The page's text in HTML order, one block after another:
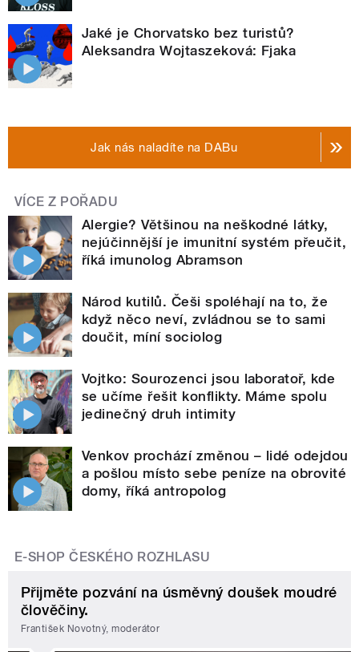
Jaké je Chorvatsko bez turistů?
Aleksandra Wojtaszeková: Fjaka
Jak nás naladíte na DABu
VÍCE Z POŘADU
Alergie? Většinou na neškodné látky,
nejúčinnější je imunitní systém přeučit,
říká imunolog Abramson
Národ kutilů. Češi spoléhají na to, že
když něco neví, zvládnou se to sami
doučit, míní sociolog
Vojtko: Sourozenci jsou laboratoř, kde
se učíme řešit konflikty. Máme spolu
jedinečný druh intimity
Venkov prochází změnou – lidé odejdou
a pošlou místo sebe peníze na obrovité
domy, říká antropolog
E-SHOP ČESKÉHO ROZHLASU
Přijměte pozvání na úsměvný doušek moudré
člověčiny.
František Novotný, moderátor